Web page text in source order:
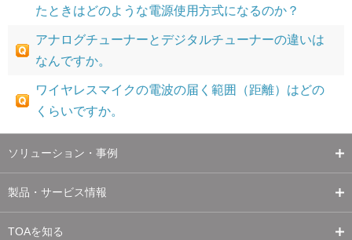
たときはどのような電源使用方式になるのか？
アナログチューナーとデジタルチューナーの違いは
なんですか。
ワイヤレスマイクの電波の届く範囲（距離）はどの
くらいですか。
ソリューション・事例
製品・サービス情報
TOAを知る